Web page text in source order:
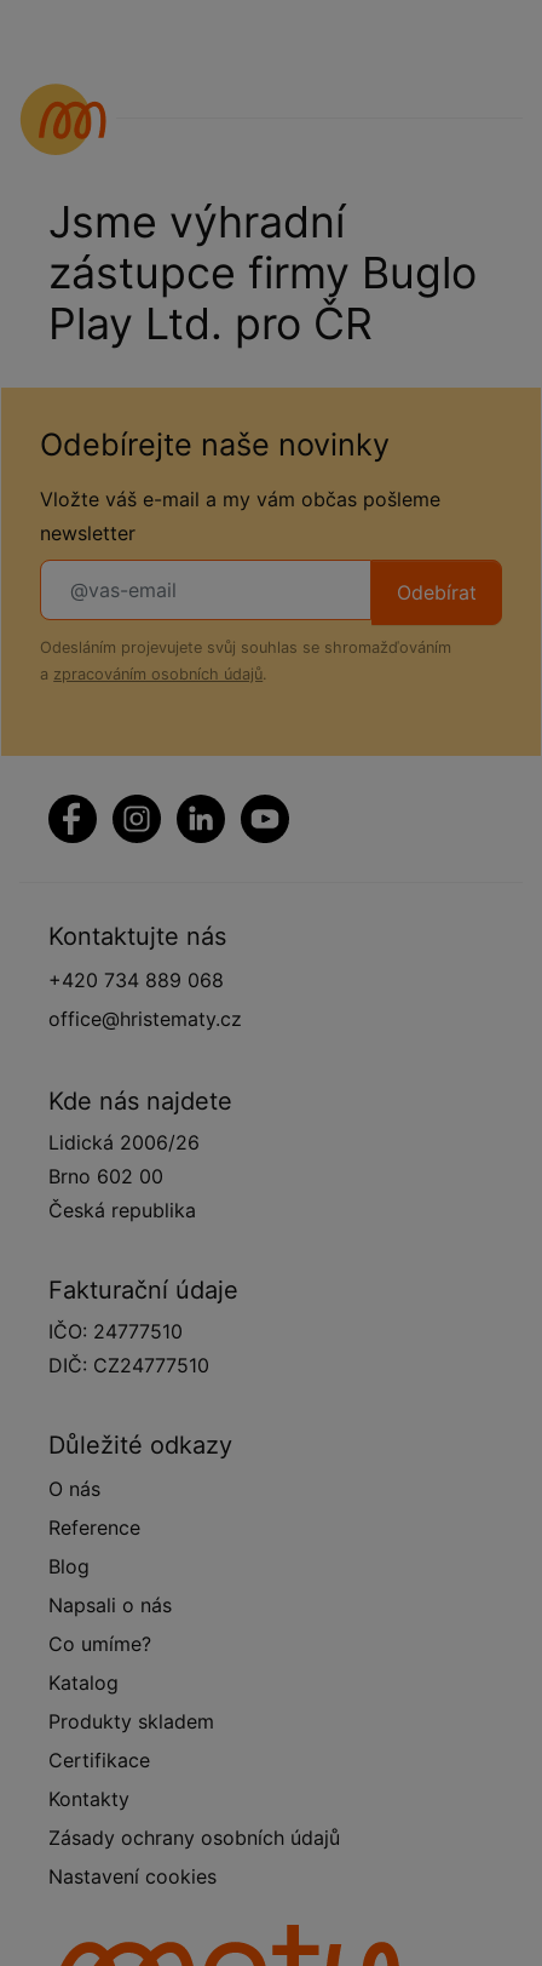
Jsme výhradní
zástupce firmy Buglo
Play Ltd. pro ČR
Odebírejte naše novinky
Vložte váš e-mail a my vám občas pošleme
newsletter
Odebírat
Odesláním projevujete svůj souhlas se shromažďováním
a zpracováním osobních údajů.
Kontaktujte nás
+420 734 889 068
office@hristematy.cz
Kde nás najdete
Lidická 2006/26
Brno 602 00
Česká republika
Fakturační údaje
IČO: 24777510
DIČ: CZ24777510
Důležité odkazy
O nás
Reference
Blog
Napsali o nás
Co umíme?
Katalog
Produkty skladem
Certifikace
Kontakty
Zásady ochrany osobních údajů
Nastavení cookies